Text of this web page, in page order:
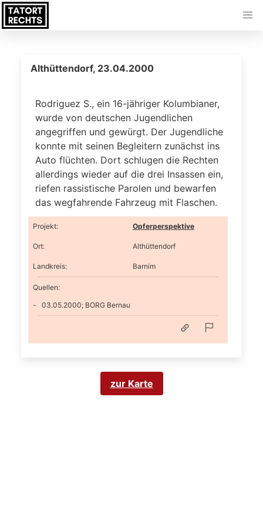
Althüttendorf, 23.04.2000
Rodriguez S., ein 16-jähriger Kolumbianer,
wurde von deutschen Jugendlichen
angegriffen und gewürgt. Der Jugendliche
konnte mit seinen Begleitern zunächst ins
Auto flüchten. Dort schlugen die Rechten
allerdings wieder auf die drei Insassen ein,
riefen rassistische Parolen und bewarfen
das wegfahrende Fahrzeug mit Flaschen.
Projekt: Opferperspektive
Ort: Althüttendorf
Landkreis: Barnim
Quellen:
03.05.2000; BORG Bernau
zur Karte